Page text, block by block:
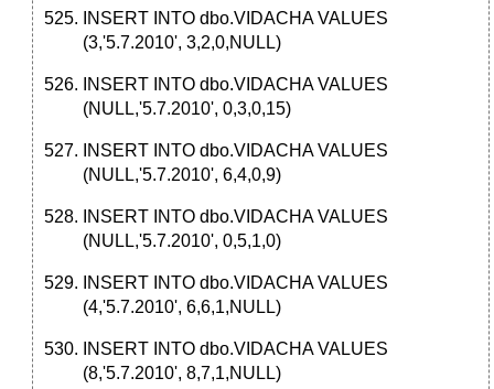
INSERT INTO dbo.VIDACHA VALUES
(3,'5.7.2010', 3,2,0,NULL)
INSERT INTO dbo.VIDACHA VALUES
(NULL,'5.7.2010', 0,3,0,15)
INSERT INTO dbo.VIDACHA VALUES
(NULL,'5.7.2010', 6,4,0,9)
INSERT INTO dbo.VIDACHA VALUES
(NULL,'5.7.2010', 0,5,1,0)
INSERT INTO dbo.VIDACHA VALUES
(4,'5.7.2010', 6,6,1,NULL)
INSERT INTO dbo.VIDACHA VALUES
(8,'5.7.2010', 8,7,1,NULL)